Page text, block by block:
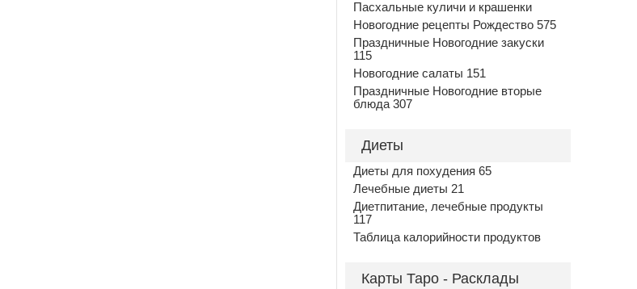
Пасхальные куличи и крашенки
Новогодние рецепты Рождество 575
Праздничные Новогодние закуски
115
Новогодние салаты 151
Праздничные Новогодние вторые
блюда 307
Диеты
Диеты для похудения 65
Лечебные диеты 21
Диетпитание, лечебные продукты
117
Таблица калорийности продуктов
Карты Таро - Расклады